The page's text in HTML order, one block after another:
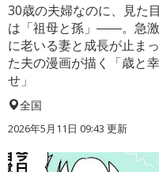
30歳の夫婦なのに、見た目
は「祖母と孫」――。急激
に老いる妻と成長が止まっ
た夫の漫画が描く「歳と幸
せ」
全国
2026年5月11日 09:43 更新